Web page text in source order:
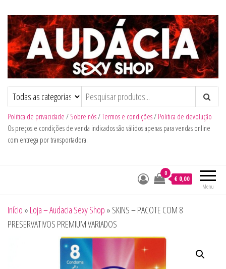
Audacia Sexy Shop
Politica de privacidade / Sobre nós/Termos e condições/ Politica de devolução
Os preços e condições de venda indicados são válidos apenas para vendas online
com entrega por transportadora.
Menu
0
€ 0,00
Início » Loja – Audacia Sexy Shop » SKINS – PACOTE COM 8
PRESERVATIVOS PREMIUM VARIADOS